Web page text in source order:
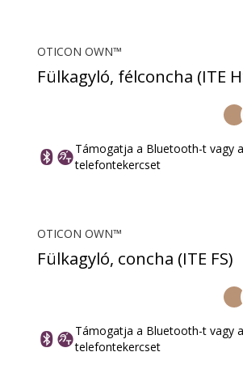
OTICON OWN™
Fülkagyló, félconcha (ITE
Támogatja a Bluetooth-t vagy a
telefontekercset
OTICON OWN™
Fülkagyló, concha (ITE FS)
Támogatja a Bluetooth-t vagy a
telefontekercset